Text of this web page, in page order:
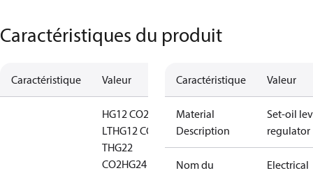
Caractéristiques du produit
Caractéristique Valeur
HG12 CO2
LTHG12 CO2
THG22
CO2HG24
Caractéristique Valeur
Material
Description
Set-oil
regulator
Nom du
Electrical